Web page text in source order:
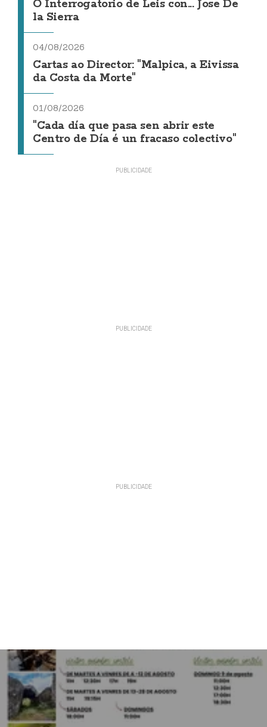
O Interrogatorio de Leis con... Jose De
la Sierra
04/08/2026
Cartas ao Director: "Malpica, a Eivissa
da Costa da Morte"
01/08/2026
"Cada día que pasa sen abrir este
Centro de Día é un fracaso colectivo"